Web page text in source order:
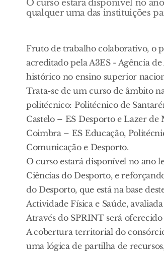
O curso estará disponível no
qualquer uma das instituições
Fruto de trabalho colaborativo, o
acreditado pela A3ES - Agência
histórico no ensino superior
Trata-se de um curso de âmbito
politécnico: Politécnico de
Castelo – ES Desporto e Lazer
Coimbra – ES Educação,
Comunicação e Desporto.
O curso estará disponível no ano
Ciências do Desporto, e
do Desporto, que está na base
Actividade Física e Saúde,
Através do SPRINT será
A cobertura territorial do
uma lógica de partilha de